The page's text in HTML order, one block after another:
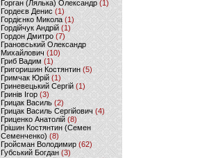
Горган (Лялька) Олександр(1)
Гордеєв Денис (1)
Гордієнко Микола (1)
Гордійчук Андрій (1)
Гордон Дмитро (7)
Грановський Олександр
Михайлович (10)
Гриб Вадим (1)
Григоришин Костянтин (5)
Гримчак Юрій(1)
Гриневецький Сергій(1)
Гринів Ігор (3)
Грицак Василь (2)
Грицак Василь Сергійович (4)
Гриценко Анатолій (8)
Грішин Костянтин (Семен
Семенченко)(8)
Гройсман Володимир(62)
Губський Богдан (3)